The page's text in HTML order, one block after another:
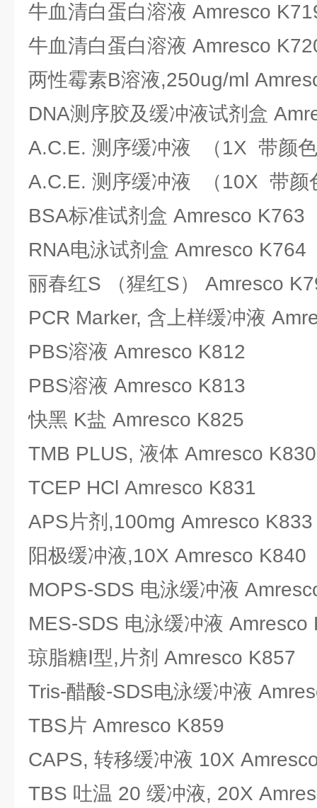
牛血清白蛋白溶液 Amresco
牛血清白蛋白溶液 Amresco
两性霉素B溶液,250ug/ml
DNA测序胶及缓冲液试剂盒
A.C.E. 测序缓冲液 （1X 带颜
A.C.E. 测序缓冲液 （10X 带颜
BSA标准试剂盒 Amresco K763
RNA电泳试剂盒 Amresco K764
丽春红S （猩红S） Amresco
PCR Marker, 含上样缓冲液
PBS溶液 Amresco K812
PBS溶液 Amresco K813
快黑 K盐 Amresco K825
TMB PLUS, 液体 Amresco K830
TCEP HCl Amresco K831
APS片剂,100mg Amresco K833
阳极缓冲液,10X Amresco K840
MOPS-SDS 电泳缓冲液
MES-SDS 电泳缓冲液 Amresco
琼脂糖Ⅰ型,片剂 Amresco K857
Tris-醋酸-SDS电泳缓冲液
TBS片 Amresco K859
CAPS, 转移缓冲液 10X
TBS 吐温 20 缓冲液, 20X